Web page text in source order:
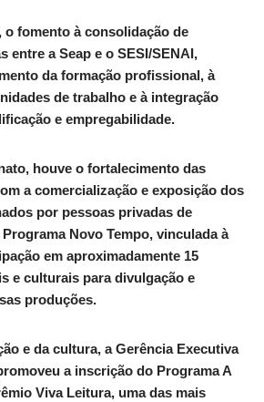
o fomento à consolidação de
entre a Seap e o SESI/SENAI,
da formação profissional, à
de trabalho e à integração
e empregabilidade.
houve o fortalecimento das
a comercialização e exposição dos
por pessoas privadas de
Novo Tempo, vinculada à
em aproximadamente 15
e culturais para divulgação e
produções.
e da cultura, a Gerência Executiva
a inscrição do Programa A
Viva Leitura, uma das mais